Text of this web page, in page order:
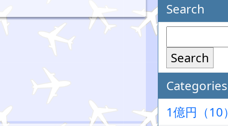
Search
Search
Categories
1億円（10）